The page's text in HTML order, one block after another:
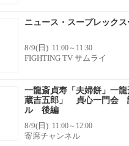
ニュース・スープレックス
8/9(日) 11:00～11:30
FIGHTING TV サムライ
一龍斎貞寿「夫婦餅」一
蔵吉五郎」 貞心一門会
ル 後編
8/9(日) 11:00～12:00
寄席チャンネル